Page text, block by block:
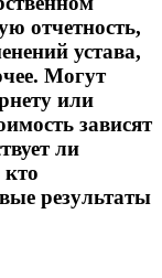
отчетность,
устава,
Могут
или
зависят
ли
результаты